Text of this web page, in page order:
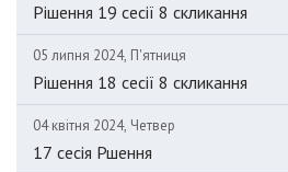
Рішення 19 сесії 8 скликання
05 липня 2024, П'ятниця
Рішення 18 сесії 8 скликання
04 квітня 2024, Четвер
17 сесія Ршення